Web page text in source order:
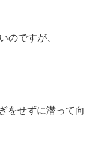
のですが、
をせずに潜って向